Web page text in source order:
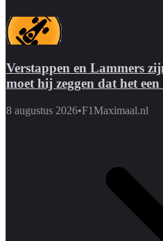
Verstappen en Lammers
moet hij zeggen dat het
8 augustus 2026•F1Maximaal.nl